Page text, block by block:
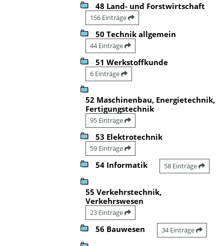
48 Land- und Forstwirtschaft
156 Einträge
50 Technik allgemein
44 Einträge
51 Werkstoffkunde
6 Einträge
52 Maschinenbau, Energietechnik,
Fertigungstechnik
95 Einträge
53 Elektrotechnik
59 Einträge
54 Informatik 58 Einträge
55 Verkehrstechnik,
Verkehrswesen
23 Einträge
56 Bauwesen 34 Einträge